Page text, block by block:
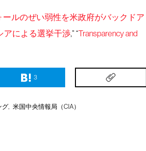
ルのぜい弱性を米政府がバックドア
アによる選挙干渉,” “Transparency and
3
グ 米国中央情報局（CIA）